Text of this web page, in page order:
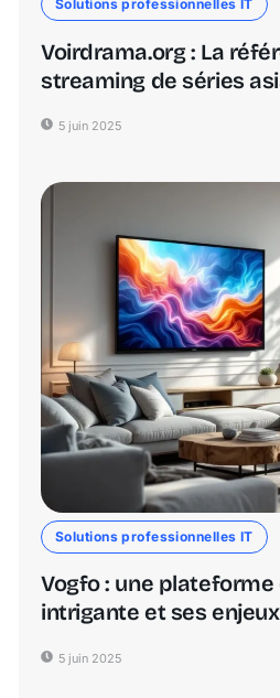
Solutions professionnelles IT
Voirdrama.org : La
streaming de séries
5 juin 2025
Solutions professionnelles IT
Vogfo : une
intrigante et ses enjeux
5 juin 2025